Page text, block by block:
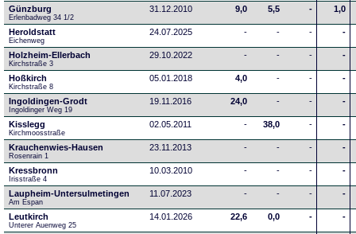
Günzburg
Erlenbadweg 34 1/2
31.12.2010 9,0 5,5 - 1,0
Heroldstatt
Eichenweg
24.07.2025 - - - -
Holzheim-Ellerbach
Kirchstraße 3
29.10.2022 - - - -
Hoßkirch
Kirchstraße 8
05.01.2018 4,0 - - -
Ingoldingen-Grodt
Ingoldinger Weg 19
19.11.2016 24,0 - - -
Kisslegg
Kirchmoosstraße
02.05.2011 - 38,0 - -
Krauchenwies-Hausen
Rosenrain 1
23.11.2013 - - - -
Kressbronn
Irisstraße 4
10.03.2010 - - - -
Laupheim-Untersulmetingen
Am Espan
11.07.2023 - - - -
Leutkirch
Unterer Auenweg 25
14.01.2026 22,6 0,0 - -